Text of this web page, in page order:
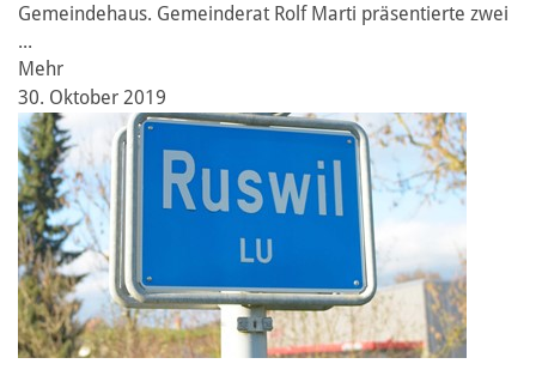
Gemeindehaus. Gemeinderat Rolf Marti präsentierte zwei
...
Mehr
30. Oktober 2019